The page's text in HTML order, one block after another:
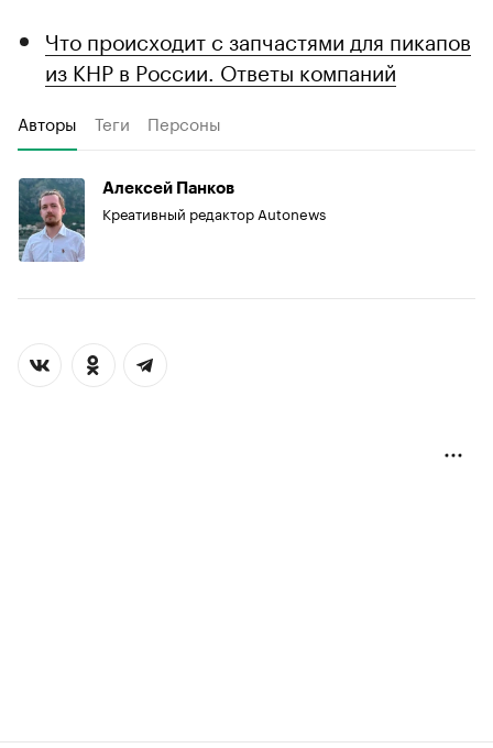
Что происходит с запчастями для пикапов
из КНР в России. Ответы компаний
Авторы Теги Персоны
Алексей Панков
Креативный редактор Autonews